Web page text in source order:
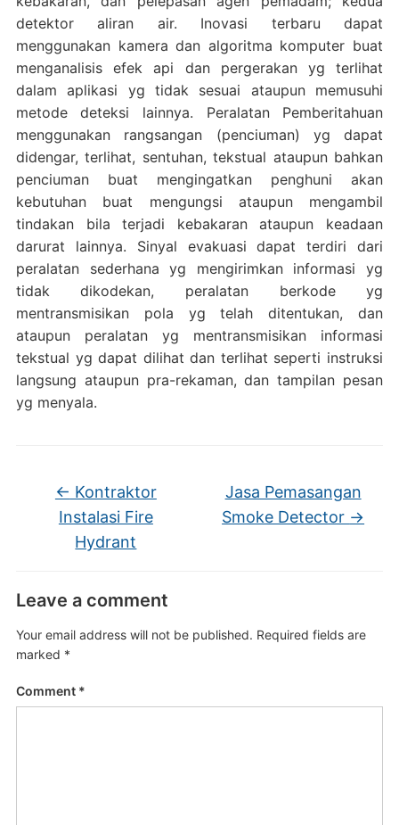
detektor aliran air. Inovasi terbaru dapat
menggunakan kamera dan algoritma komputer buat
menganalisis efek api dan pergerakan yg terlihat
dalam aplikasi yg tidak sesuai ataupun memusuhi
metode deteksi lainnya. Peralatan Pemberitahuan
menggunakan rangsangan (penciuman) yg dapat
didengar, terlihat, sentuhan, tekstual ataupun bahkan
penciuman buat mengingatkan penghuni akan
kebutuhan buat mengungsi ataupun mengambil
tindakan bila terjadi kebakaran ataupun keadaan
darurat lainnya. Sinyal evakuasi dapat terdiri dari
peralatan sederhana yg mengirimkan informasi yg
tidak dikodekan, peralatan berkode yg
mentransmisikan pola yg telah ditentukan, dan
ataupun peralatan yg mentransmisikan informasi
tekstual yg dapat dilihat dan terlihat seperti instruksi
langsung ataupun pra-rekaman, dan tampilan pesan
yg menyala.
← Kontraktor
Instalasi Fire
Hydrant
Jasa Pemasangan
Smoke Detector →
Leave a comment
Your email address will not be published. Required fields are
marked *
Comment *